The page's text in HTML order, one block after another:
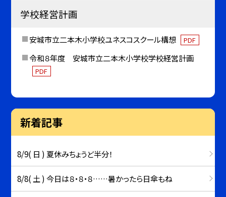
学校経営計画
安城市立二本木小学校ユネスコスクール構想 PDF
令和８年度 安城市立二本木小学校学校経営計画
PDF
新着記事
8/9( 日 ) 夏休みちょうど半分！
8/8( 土 ) 今日は８・８・８……暑かったら日傘もね